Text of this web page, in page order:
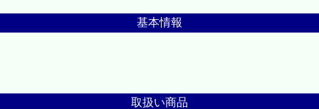
基本情報
取扱い商品